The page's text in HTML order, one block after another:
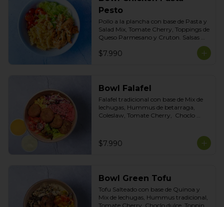
Pesto
Pollo a la plancha con base de Pasta y
Salad Mix, Tomate Cherry, Toppings de
Queso Parmesano y Cruton. Salsas
$7.990
Bowl Falafel
Falafel tradicional con base de Mix de
lechugas, Hummus de betarraga,
Coleslaw, Tomate Cherry,  Choclo
$7.990
Bowl Green Tofu
Tofu Salteado con base de Quinoa y
Mix de lechugas, Hummus tradicional,
Tomate Cherry, Choclo dulce, Topping